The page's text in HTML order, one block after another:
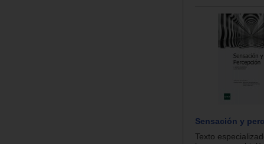
Sensación y
Texto